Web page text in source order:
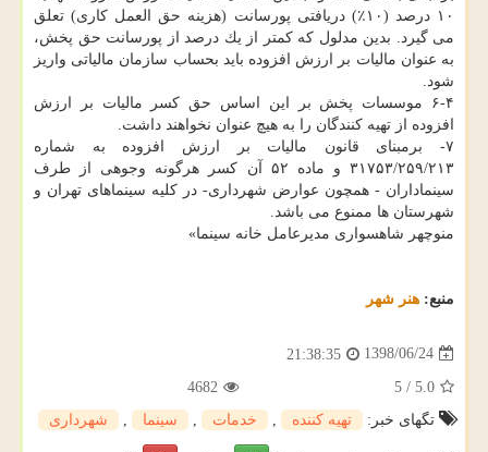
۱۰ درصد (۱۰٪) دریافتی پورسانت (هزینه حق العمل كاری) تعلق
می گیرد. بدین مدلول كه كمتر از یك درصد از پورسانت حق پخش،
به عنوان مالیات بر ارزش افزوده باید بحساب سازمان مالیاتی واریز
شود.
۶-۴ موسسات پخش بر این اساس حق كسر مالیات بر ارزش
افزوده از تهیه كنندگان را به هیچ عنوان نخواهند داشت.
۷- برمبنای قانون مالیات بر ارزش افزوده به شماره
۳۱۷۵۳/۲۵۹/۲۱۳ و ماده ۵۲ آن كسر هرگونه وجوهی از طرف
سینماداران - همچون عوارض شهرداری- در كلیه سینماهای تهران و
شهرستان ها ممنوع می باشد.
منوچهر شاهسواری مدیرعامل خانه سینما»
منبع: هنر شهر
1398/06/24
21:38:35
5.0
/
5
4682
تگهای خبر:
تهیه كننده , خدمات , سینما , شهرداری